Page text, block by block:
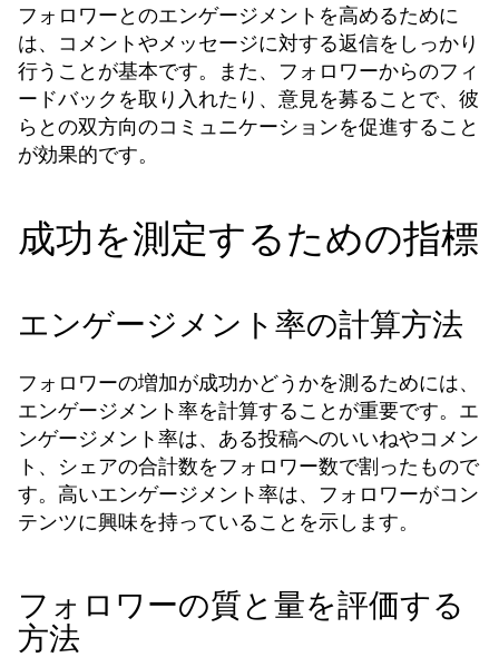
フォロワーとのエンゲージメントを高めるために
は、コメントやメッセージに対する返信をしっかり
行うことが基本です。また、フォロワーからのフィ
ードバックを取り入れたり、意見を募ることで、彼
らとの双方向のコミュニケーションを促進すること
が効果的です。
成功を測定するための指標
エンゲージメント率の計算方法
フォロワーの増加が成功かどうかを測るためには、
エンゲージメント率を計算することが重要です。エ
ンゲージメント率は、ある投稿へのいいねやコメン
ト、シェアの合計数をフォロワー数で割ったもので
す。高いエンゲージメント率は、フォロワーがコン
テンツに興味を持っていることを示します。
フォロワーの質と量を評価する
方法